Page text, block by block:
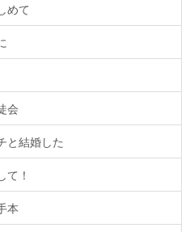
めて
会
と結婚した
て！
本